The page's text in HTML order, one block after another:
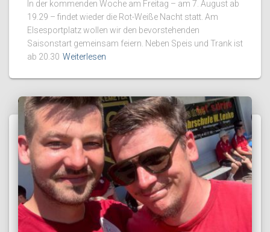
In der kommenden Woche am Freitag – am 7. August ab
19.29 – findet wieder die Rot-Weiße Nacht statt. Am
Elsesportplatz wollen wir den bevorstehenden
Saisonstart gemeinsam feiern. Neben Speis und Trank ist
ab 20.30 Weiterlesen